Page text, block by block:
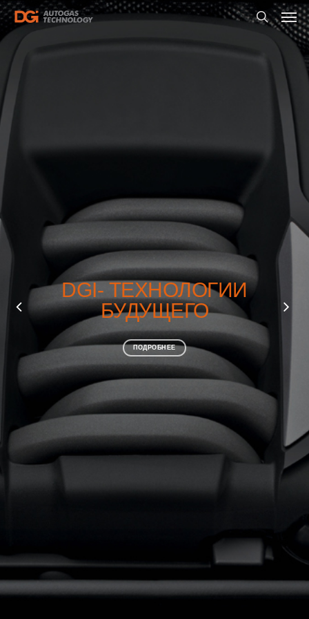
DGI- ТЕХНОЛОГИИ
БУДУЩЕГО
ПОДРОБНЕЕ